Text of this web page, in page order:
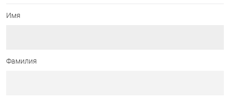
Имя
Фамилия